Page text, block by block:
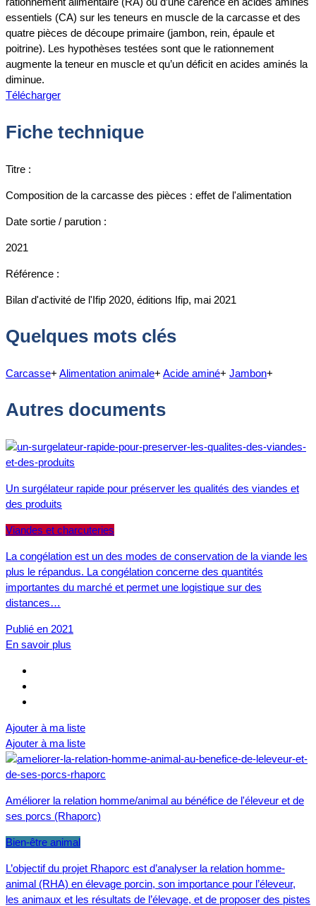
essentiels (CA) sur les teneurs en muscle de la carcasse et des
quatre pièces de découpe primaire (jambon, rein, épaule et
poitrine). Les hypothèses testées sont que le rationnement
augmente la teneur en muscle et qu’un déficit en acides aminés la
diminue.
Télécharger
Fiche technique
Titre :
Composition de la carcasse des pièces : effet de l'alimentation
Date sortie / parution :
2021
Référence :
Bilan d'activité de l'Ifip 2020, éditions Ifip, mai 2021
Quelques mots clés
Carcasse+ Alimentation animale+ Acide aminé+ Jambon+
Autres documents
Un surgélateur rapide pour préserver les qualités des viandes et
des produits
Viandes et charcuteries
La congélation est un des modes de conservation de la viande les
plus le répandus. La congélation concerne des quantités
importantes du marché et permet une logistique sur des
distances…
Publié en 2021
En savoir plus
Ajouter à ma liste
Ajouter à ma liste
Améliorer la relation homme/animal au bénéfice de l'éleveur et de
ses porcs (Rhaporc)
Bien-être animal
L’objectif du projet Rhaporc est d’analyser la relation homme-
animal (RHA) en élevage porcin, son importance pour l’éleveur,
les animaux et les résultats de l’élevage, et de proposer des pistes